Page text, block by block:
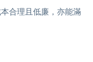
合理且低廉，亦能滿